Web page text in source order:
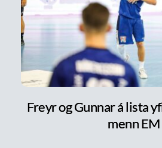
Freyr og Gunnar á lista
menn EM